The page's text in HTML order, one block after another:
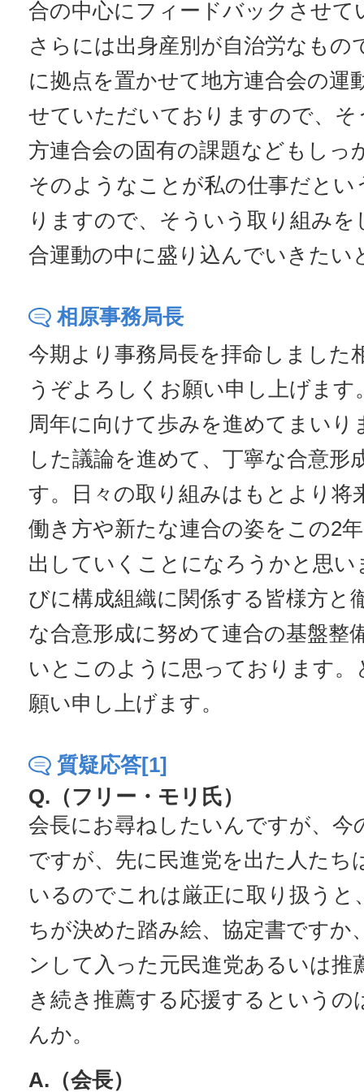
合の中心にフィードバックさせて
さらには出身産別が自治労なもの
に拠点を置かせて地方連合会の運
せていただいておりますので、そ
方連合会の固有の課題などもしっ
そのようなことが私の仕事だと
りますので、そういう取り組み
合運動の中に盛り込んでいきたい
相原事務局長
今期より事務局長を拝命しました
うぞよろしくお願い申し上げます
周年に向けて歩みを進めてまいり
した議論を進めて、丁寧な合意形
す。日々の取り組みはもとより将
働き方や新たな連合の姿をこの2
出していくことになろうかと思い
びに構成組織に関係する皆様方と
な合意形成に努めて連合の基盤整
いとこのように思っております
願い申し上げます。
質疑応答[1]
Q.（フリー・モリ氏）
会長にお尋ねしたいんですが、今
ですが、先に民進党を出た人たち
いるのでこれは厳正に取り扱うと
ちが決めた踏み絵、協定書ですか
ンして入った元民進党あるいは推
き続き推薦する応援するというの
んか。
A.（会長）